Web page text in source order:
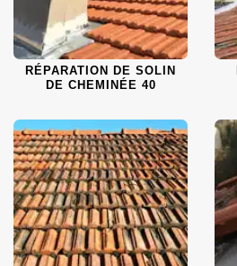
RÉPARATION DE SOLIN
DE CHEMINÉE 40